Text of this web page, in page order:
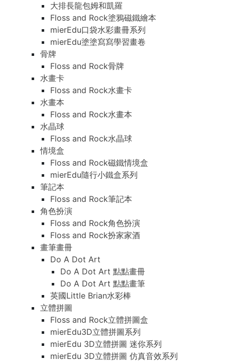
大排長龍包姆和凱羅
Floss and Rock塗鴉磁鐵繪本
mierEdu口袋水彩畫冊系列
mierEdu塗塗寫寫學習畫卷
骨牌
Floss and Rock骨牌
水畫卡
Floss and Rock水畫卡
水畫本
Floss and Rock水畫本
水晶球
Floss and Rock水晶球
情境盒
Floss and Rock磁鐵情境盒
mierEdu隨行小鐵盒系列
筆記本
Floss and Rock筆記本
角色扮演
Floss and Rock角色扮演
Floss and Rock扮家家酒
畫筆畫冊
Do A Dot Art
Do A Dot Art 點點畫冊
Do A Dot Art 點點畫筆
英國Little Brian水彩棒
立體拼圖
Floss and Rock立體拼圖盒
mierEdu3D立體拼圖系列
mierEdu 3D立體拼圖 迷你系列
mierEdu 3D立體拼圖 仿真音效系列